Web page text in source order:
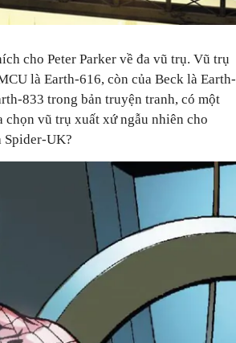
cho Peter Parker về đa vũ trụ. Vũ trụ
là Earth-616, còn của Beck là Earth-
833 trong bản truyện tranh, có một
vũ trụ xuất xứ ngẫu nhiên cho
Spider-UK?